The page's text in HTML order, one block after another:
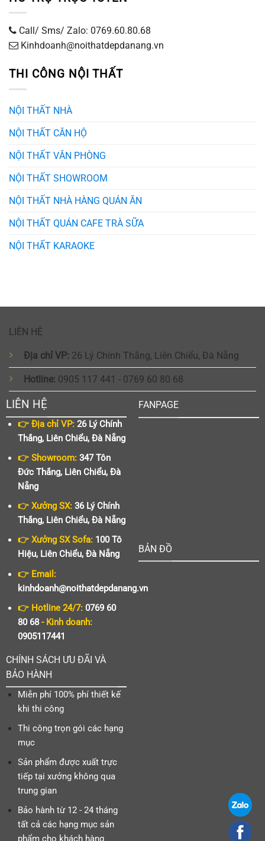
Call/ Sms/ Zalo: 0769.60.80.68
Kinhdoanh@noithatdepdanang.vn
THI CÔNG NỘI THẤT
NỘI THẤT NHÀ
NỘI THẤT CĂN HỘ
NỘI THẤT VĂN PHÒNG
NỘI THẤT SHOWROOM
NỘI THẤT NHÀ HÀNG QUÁN ĂN
NỘI THẤT QUÁN CAFE TRÀ SỮA
NỘI THẤT KARAOKE
LIÊN HỆ
Địa chỉ VP: 26 Lý Chính Thắng, Liên Chiểu, Đà Nẵng
Hotline: 0905 117 441 - 0769 60 80 68
LIÊN HỆ
👉 Địa chỉ VP:26 Lý Chính
Thắng, Liên Chiểu, Đà Nẵng
👉 Showroom:347 Tôn
Đức Thắng, Liên Chiểu, Đà
Nẵng
👉 Xưởng SX:36 Lý Chính
Thắng, Liên Chiểu, Đà Nẵng
👉 Xưởng SX Sofa:100 Tô
Hiệu, Liên Chiểu, Đà Nẵng
👉 Email:
kinhdoanh@noithatdepdanang.vn
👉 Hotline 24/7:0769 60
80 68- Kinh doanh:
0905117441
CHÍNH SÁCH ƯU ĐÃI VÀ
BẢO HÀNH
Miễn phí 100% phí thiết kế
khi thi công
Thi công trọn gói các hạng
mục
Sản phẩm được xuất trực
tiếp tại xưởng không qua
trung gian
Bảo hành từ 12 - 24 tháng
tất cả các hạng mục sản
FANPAGE
BẢN ĐỒ